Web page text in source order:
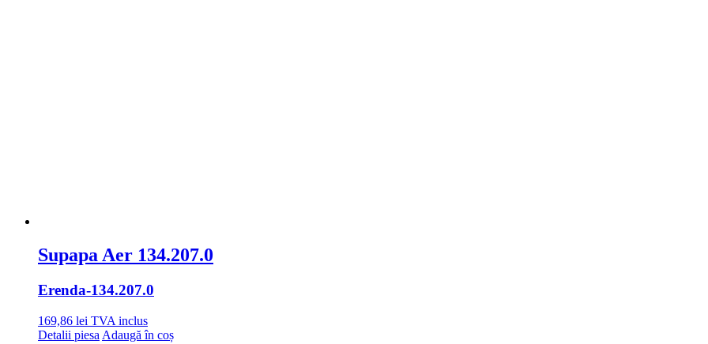
Supapa Aer 134.207.0
Erenda-134.207.0
169,86 lei TVA inclus
Detalii piesa Adaugă în coș